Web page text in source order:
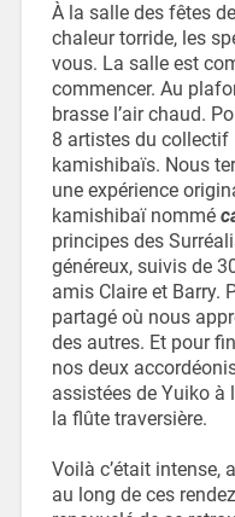
À la salle des fêtes
chaleur torride, les
vous. La salle est
commencer. Au
brasse l’air chaud.
8 artistes du collectif
kamishibaïs. Nous
une expérience
kamishibaï nommé
principes des
généreux, suivis de
amis Claire et Barry.
partagé où nous
des autres. Et pour
nos deux
assistées de Yuiko à
la flûte traversière.
Voilà c’était intense,
au long de ces